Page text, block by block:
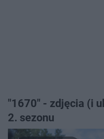
"1670" - zdjęcia (i
2. sezonu